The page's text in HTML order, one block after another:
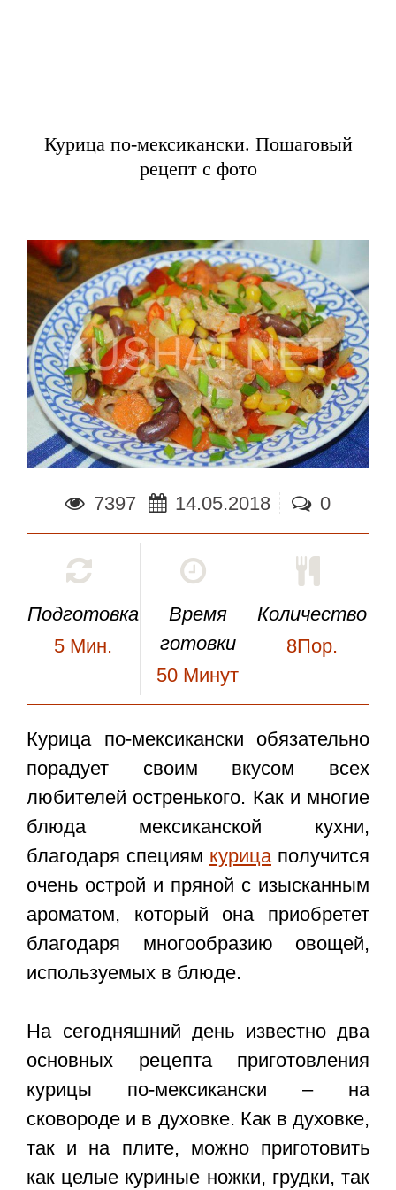
Курица по-мексикански. Пошаговый
рецепт с фото
7397 14.05.2018 0
Подготовка
5 Мин.
Время
готовки
50 Минут
Количество
8Пор.
Курица по-мексикански обязательно
порадует своим вкусом всех
любителей остренького. Как и многие
блюда мексиканской кухни,
благодаря специям курицаполучится
очень острой и пряной с изысканным
ароматом, который она приобретет
благодаря многообразию овощей,
используемых в блюде.
На сегодняшний день известно два
основных рецепта приготовления
курицы по-мексикански – на
сковороде и в духовке. Как в духовке,
так и на плите, можно приготовить
как целые куриные ножки, грудки, так